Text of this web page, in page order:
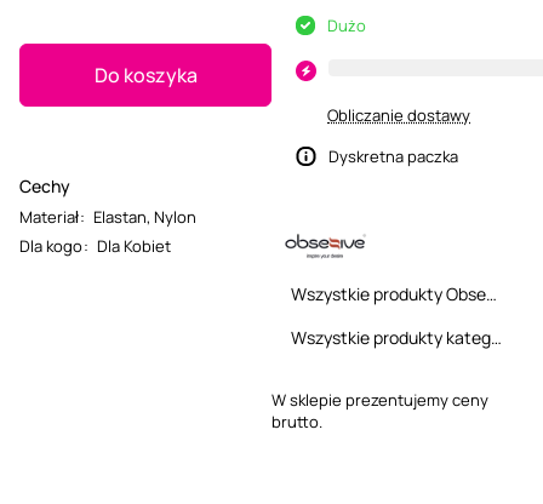
Do koszyka
Cechy
Materiał: Elastan, Nylon
Dla kogo: Dla Kobiet
Dużo
Obliczanie dostawy
Dyskretna paczka
Wszystkie produkty Obsessive
Wszystkie produkty kategorii
W sklepie prezentujemy ceny
brutto.